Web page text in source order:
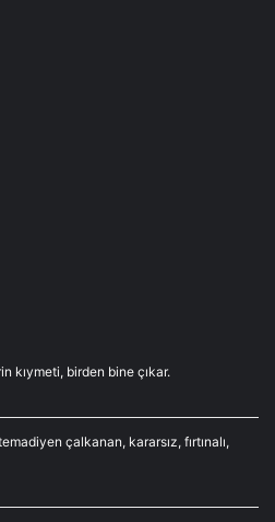
kıymeti, birden bine çıkar.
çalkanan, kararsız, fırtınalı,